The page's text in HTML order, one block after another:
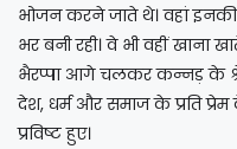
भोजन करने जाते थे। वहां इनकी
भर बनी रही। वे भी वहीं खाना
भैरप्पा आगे चलकर कन्नड़ के
देश, धर्म और समाज के प्रति
प्रविष्ट हुए।